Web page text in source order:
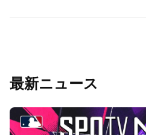
最新ニュース